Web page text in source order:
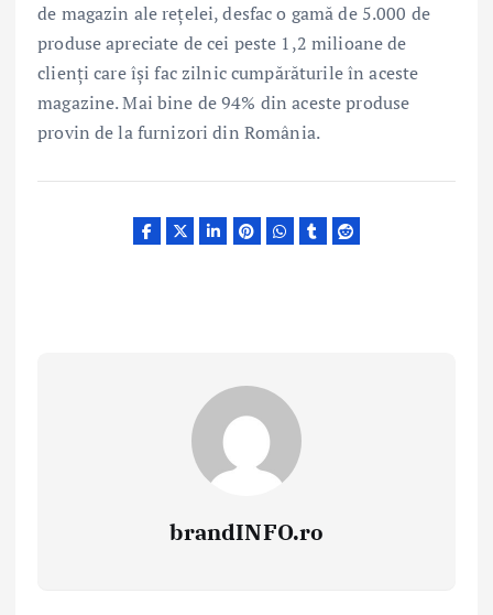
de magazin ale rețelei, desfac o gamă de 5.000 de
produse apreciate de cei peste 1,2 milioane de
clienți care își fac zilnic cumpărăturile în aceste
magazine. Mai bine de 94% din aceste produse
provin de la furnizori din România.
brandINFO.ro